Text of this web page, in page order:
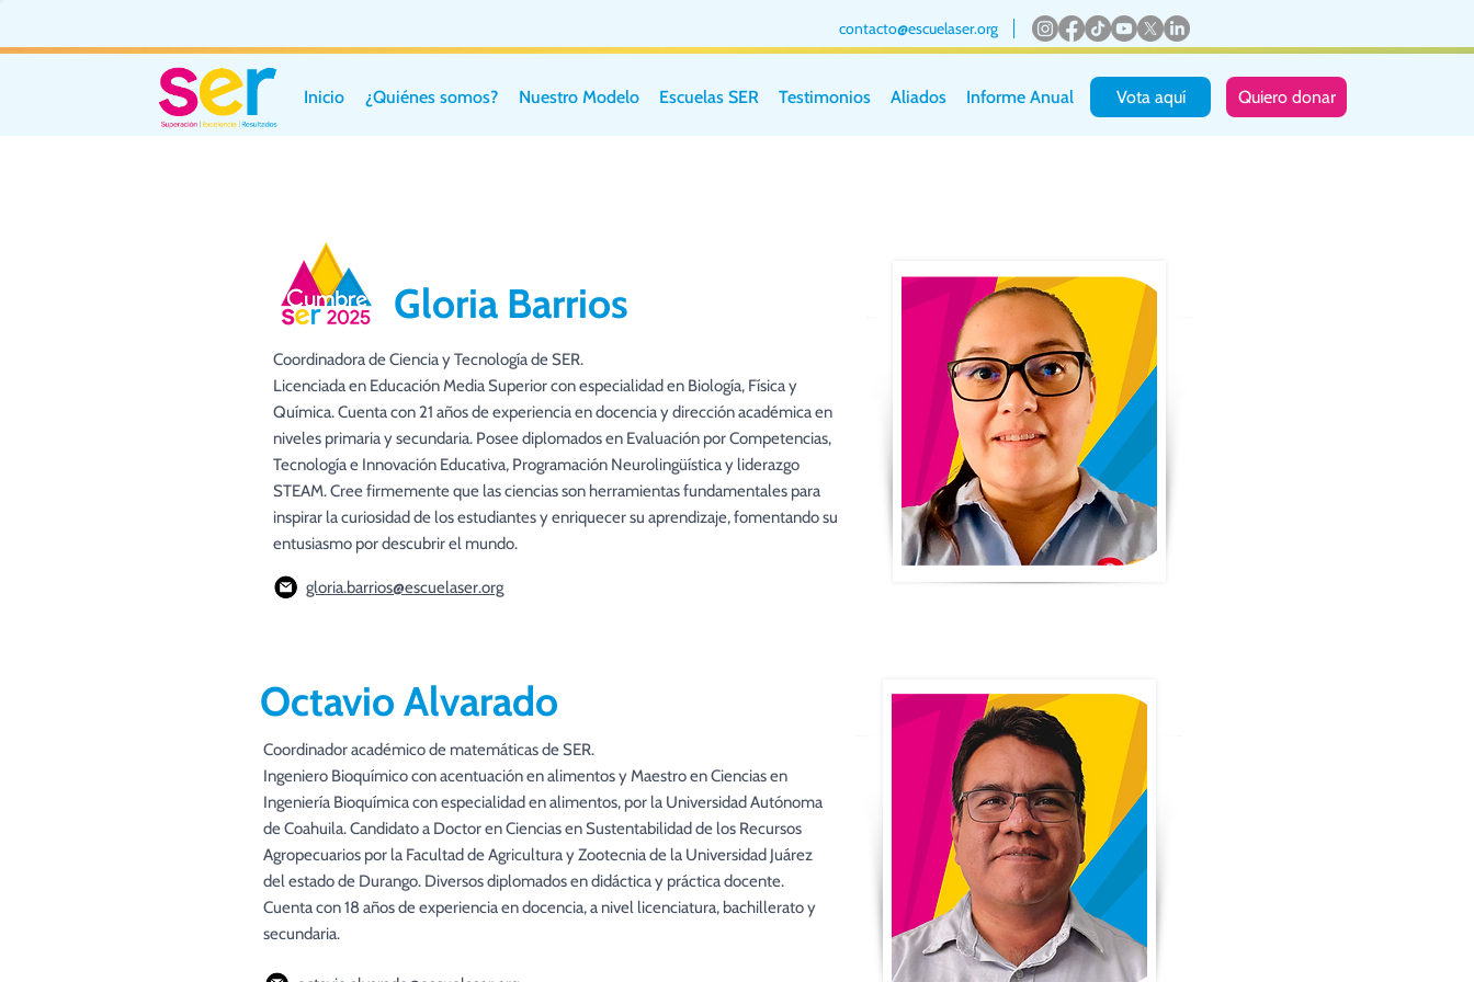
contacto@escuelaser.org
Inicio ¿Quiénes somos? Nuestro Modelo Escuelas SER Testimonios Aliados Informe Anual Vota aquí Quiero donar
Gloria Barrios
Coordinadora de Ciencia y Tecnología de SER.
Licenciada en Educación Media Superior con especialidad en Biología, Física y
Química. Cuenta con 21 años de experiencia en docencia y dirección académica en
niveles primaria y secundaria. Posee diplomados en Evaluación por Competencias,
Tecnología e Innovación Educativa, Programación Neurolingüística y liderazgo
STEAM. Cree firmemente que las ciencias son herramientas fundamentales para
inspirar la curiosidad de los estudiantes y enriquecer su aprendizaje, fomentando su
entusiasmo por descubrir el mundo.
gloria.barrios@escuelaser.org
Octavio Alvarado
Coordinador académico de matemáticas de SER.
Ingeniero Bioquímico con acentuación en alimentos y Maestro en Ciencias en
Ingeniería Bioquímica con especialidad en alimentos, por la Universidad Autónoma
de Coahuila. Candidato a Doctor en Ciencias en Sustentabilidad de los Recursos
Agropecuarios por la Facultad de Agricultura y Zootecnia de la Universidad Juárez
del estado de Durango. Diversos diplomados en didáctica y práctica docente.
Cuenta con 18 años de experiencia en docencia, a nivel licenciatura, bachillerato y
secundaria.